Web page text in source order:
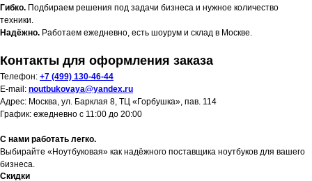
Гибко. Подбираем решения под задачи бизнеса и нужное количество
техники.
Надёжно. Работаем ежедневно, есть шоурум и склад в Москве.
Контакты для оформления заказа
Телефон: +7 (499) 130-46-44
E-mail: noutbukovaya@yandex.ru
Адрес: Москва, ул. Барклая 8, ТЦ «Горбушка», пав. 114
График: ежедневно с 11:00 до 20:00
С нами работать легко.
Выбирайте «Ноутбуковая» как надёжного поставщика ноутбуков для вашего
бизнеса.
Скидки